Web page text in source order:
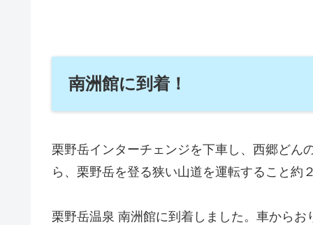
南洲館に到着！
栗野岳インターチェンジを下車し、西郷どん
ら、栗野岳を登る狭い山道を運転すること約
栗野岳温泉 南洲館に到着しました。車から